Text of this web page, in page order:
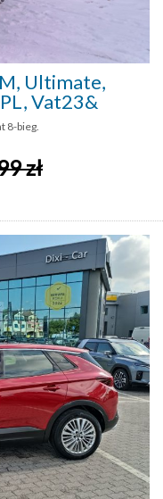
Ultimate,
Vat23&
8-bieg.
zł